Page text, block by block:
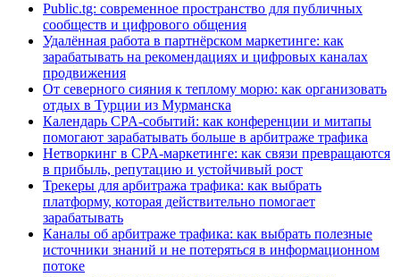
Public.tg: современное пространство для публичных
сообществ и цифрового общения
Удалённая работа в партнёрском маркетинге: как
зарабатывать на рекомендациях и цифровых каналах
продвижения
От северного сияния к теплому морю: как организовать
отдых в Турции из Мурманска
Календарь CPA-событий: как конференции и митапы
помогают зарабатывать больше в арбитраже трафика
Нетворкинг в CPA-маркетинге: как связи превращаются
в прибыль, репутацию и устойчивый рост
Трекеры для арбитража трафика: как выбрать
платформу, которая действительно помогает
зарабатывать
Каналы об арбитраже трафика: как выбрать полезные
источники знаний и не потеряться в информационном
потоке